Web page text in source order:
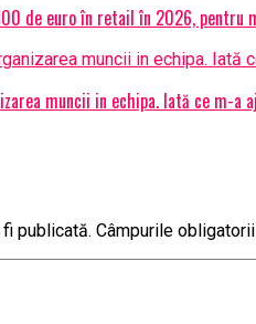
de euro în retail în 2026, pentru
muncii in echipa. Iată ce m-a
publicată. Câmpurile